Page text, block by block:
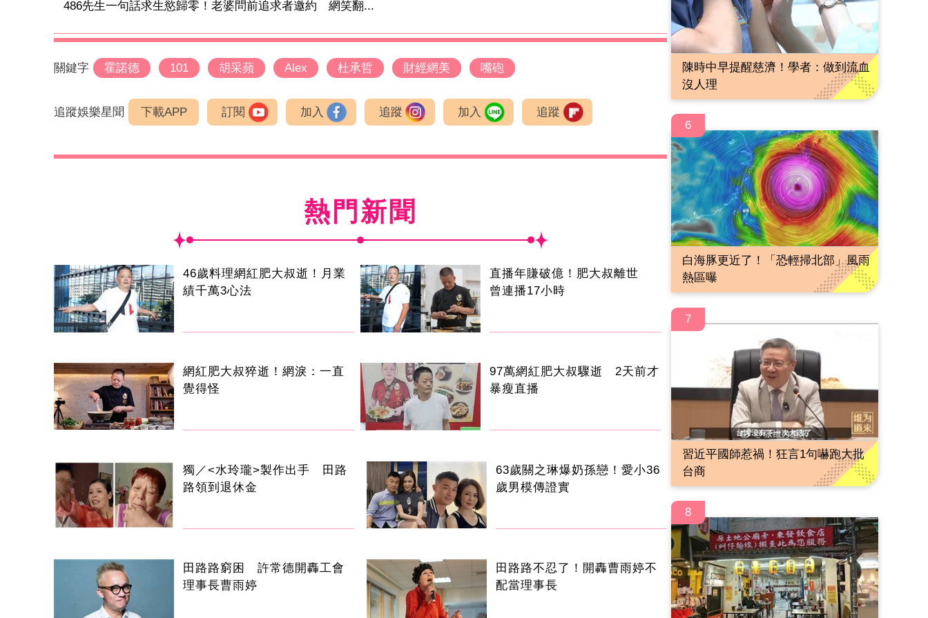
486先生一句話求生慾歸零！老婆問前追求者邀約 網笑翻...
關鍵字 霍諾德 101 胡采蘋 Alex 杜承哲 財經網美 嘴砲
追蹤娛樂星聞 下載APP 訂閱 加入 追蹤 加入 追蹤
熱門新聞
46歲料理網紅肥大叔逝！月業
績千萬3心法
直播年賺破億！肥大叔離世
曾連播17小時
網紅肥大叔猝逝！網淚：一直
覺得怪
97萬網紅肥大叔驟逝 2天前才
暴瘦直播
獨／<水玲瓏>製作出手 田路
路領到退休金
63歲關之琳爆奶孫戀！愛小36
歲男模傳證實
田路路窮困 許常德開轟工會
理事長曹雨婷
田路路不忍了！開轟曹雨婷不
配當理事長
陳時中早提醒慈濟！學者：做到流血
沒人理
6
白海豚更近了！「恐輕掃北部」風雨
熱區曝
7
習近平國師惹禍！狂言1句嚇跑大批
台商
8